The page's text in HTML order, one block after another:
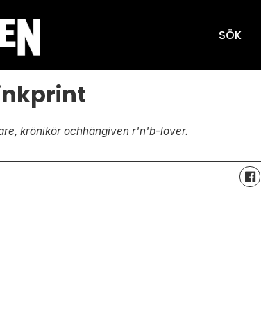
SÖK
krönikör ochhängiven r'n'b-lover.